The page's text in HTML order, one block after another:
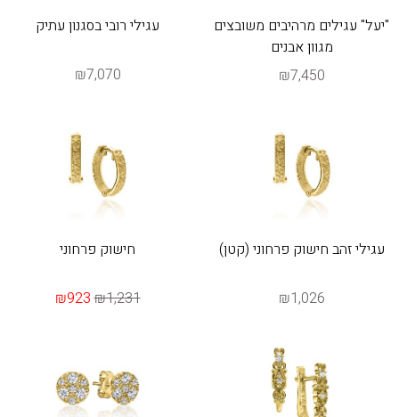
"יעל" עגילים מרהיבים משובצים
מגוון אבנים
₪7,450
עגילי רובי בסגנון עתיק
₪7,070
עגילי זהב חישוק פרחוני (קטן)
₪1,026
חישוק פרחוני
₪923₪1,231